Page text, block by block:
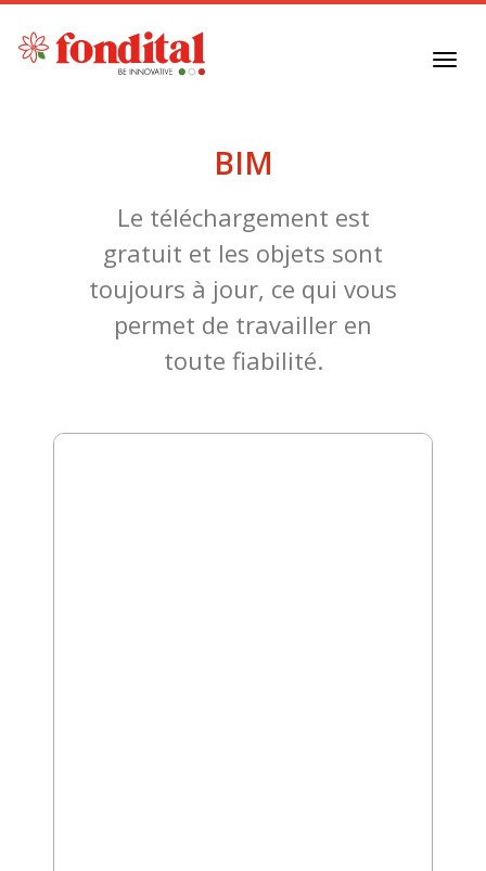
BIM
Le téléchargement est
gratuit et les objets sont
toujours à jour, ce qui vous
permet de travailler en
toute fiabilité.